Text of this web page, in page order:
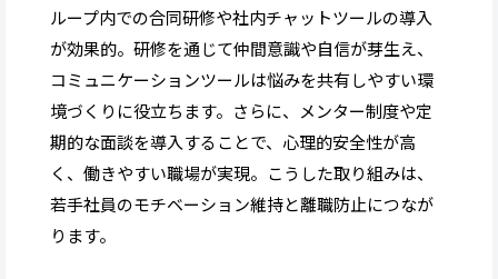
ループ内での合同研修や社内チャットツールの導入
が効果的。研修を通じて仲間意識や自信が芽生え、
コミュニケーションツールは悩みを共有しやすい環
境づくりに役立ちます。さらに、メンター制度や定
期的な面談を導入することで、心理的安全性が高
く、働きやすい職場が実現。こうした取り組みは、
若手社員のモチベーション維持と離職防止につなが
ります。